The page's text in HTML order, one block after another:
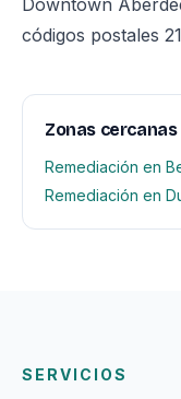
Downtown
códigos postales
Zonas cercanas
Remediación en
Remediación en
SERVICIOS